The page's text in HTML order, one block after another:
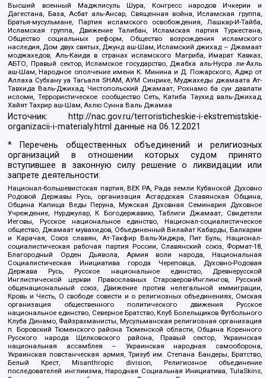
Высший военный Маджлисуль Шура, Конгресс народов Ичкерии и
Дагестана, База, Асбат аль-Ансар, Священная война, Исламская группа,
Братья-мусульмане, Партия исламского освобождения, Лашкар-И-Тайба,
Исламская группа, Движение Талибан, Исламская партия Туркестана,
Общество социальных реформ, Общество возрождения исламского
наследия, Дом двух святых, Джунд аш-Шам, Исламский джихад – Джамаат
моджахедов, Аль-Каида в странах исламского Магриба, Имарат Кавказ,
АБТО, Правый сектор, Исламское государство, Джабха аль-Нусра ли-Ахль
аш-Шам, Народное ополчение имени К. Минина и Д. Пожарского, Аджр от
Аллаха Субхану уа Тагьаля SHAM, АУМ Синрике, Муджахеды джамаата Ат-
Тавхида Валь-Джихад, Чистопольский Джамаат, Рохнамо ба суи давлати
исломи, Террористическое сообщество Сеть, Катиба Таухид валь-Джихад,
Хайят Тахрир аш-Шам, Ахлю Сунна Валь Джамаа
Источник:
http://nac.gov.ru/terroristicheskie-i-ekstremistskie-
organizacii-i-materialy.html данные на06.12.2021
* Перечень общественных объединений и религиозных
организаций в отношении которых судом принято
вступившее в законную силу решение о ликвидации или
запрете деятельности:
Национал-большевистская партия, ВЕК РА, Рада земли Кубанской Духовно
Родовой Державы Русь, организация Асгардская Славянская Община,
Община Капища Веды Перуна, Мужская Духовная Семинария Духовное
Учреждение, Нурджулар, К Богодержавию, Таблиги Джамаат, Свидетели
Иеговы, Русское национальное единство, Национал-социалистическое
общество, Джамаат мувахидов, Объединенный Вилайат Кабарды, Балкарии
и Карачая, Союз славян, Ат-Такфир Валь-Хиджра, Пит Буль, Национал-
социалистическая рабочая партия России, Славянский союз, Формат-18,
Благородный Орден Дьявола, Армия воли народа, Национальная
Социалистическая Инициатива города Череповца, Духовно-Родовая
Держава Русь, Русское национальное единство, Древнерусской
Инглистической церкви Православных Староверов-Инглингов, Русский
общенациональный союз, Движение против нелегальной иммиграции,
Кровь и Честь, О свободе совести и о религиозных объединениях, Омская
организация общественного политического движения Русское
национальное единство, Северное Братство, Клуб Болельщиков Футбольного
Клуба Динамо, Файзрахманисты, Мусульманская религиозная организация
п. Боровский Тюменского района Тюменской области, Община Коренного
Русского народа Щелковского района, Правый сектор, Украинская
национальная ассамблея – Украинская народная самооборона,
Украинская повстанческая армия, Тризуб им. Степана Бандеры, Братство,
Белый Крест, Misanthropic division, Религиозное объединение
последователей инглиизма, Народная Социальная Инициатива, TulaSkins,